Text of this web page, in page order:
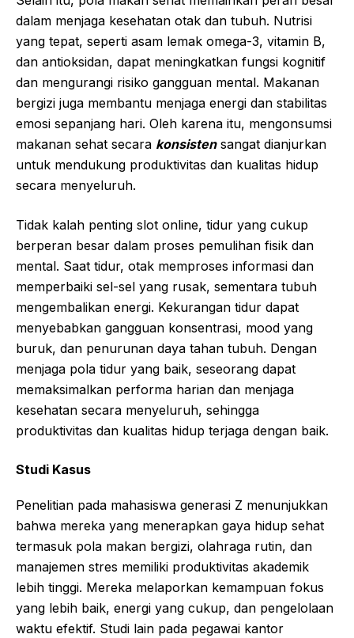
dalam menjaga kesehatan otak dan tubuh. Nutrisi
yang tepat, seperti asam lemak omega-3, vitamin B,
dan antioksidan, dapat meningkatkan fungsi kognitif
dan mengurangi risiko gangguan mental. Makanan
bergizi juga membantu menjaga energi dan stabilitas
emosi sepanjang hari. Oleh karena itu, mengonsumsi
makanan sehat secara konsistensangat dianjurkan
untuk mendukung produktivitas dan kualitas hidup
secara menyeluruh.
Tidak kalah penting slot online, tidur yang cukup
berperan besar dalam proses pemulihan fisik dan
mental. Saat tidur, otak memproses informasi dan
memperbaiki sel-sel yang rusak, sementara tubuh
mengembalikan energi. Kekurangan tidur dapat
menyebabkan gangguan konsentrasi, mood yang
buruk, dan penurunan daya tahan tubuh. Dengan
menjaga pola tidur yang baik, seseorang dapat
memaksimalkan performa harian dan menjaga
kesehatan secara menyeluruh, sehingga
produktivitas dan kualitas hidup terjaga dengan baik.
Studi Kasus
Penelitian pada mahasiswa generasi Z menunjukkan
bahwa mereka yang menerapkan gaya hidup sehat
termasuk pola makan bergizi, olahraga rutin, dan
manajemen stres memiliki produktivitas akademik
lebih tinggi. Mereka melaporkan kemampuan fokus
yang lebih baik, energi yang cukup, dan pengelolaan
waktu efektif. Studi lain pada pegawai kantor